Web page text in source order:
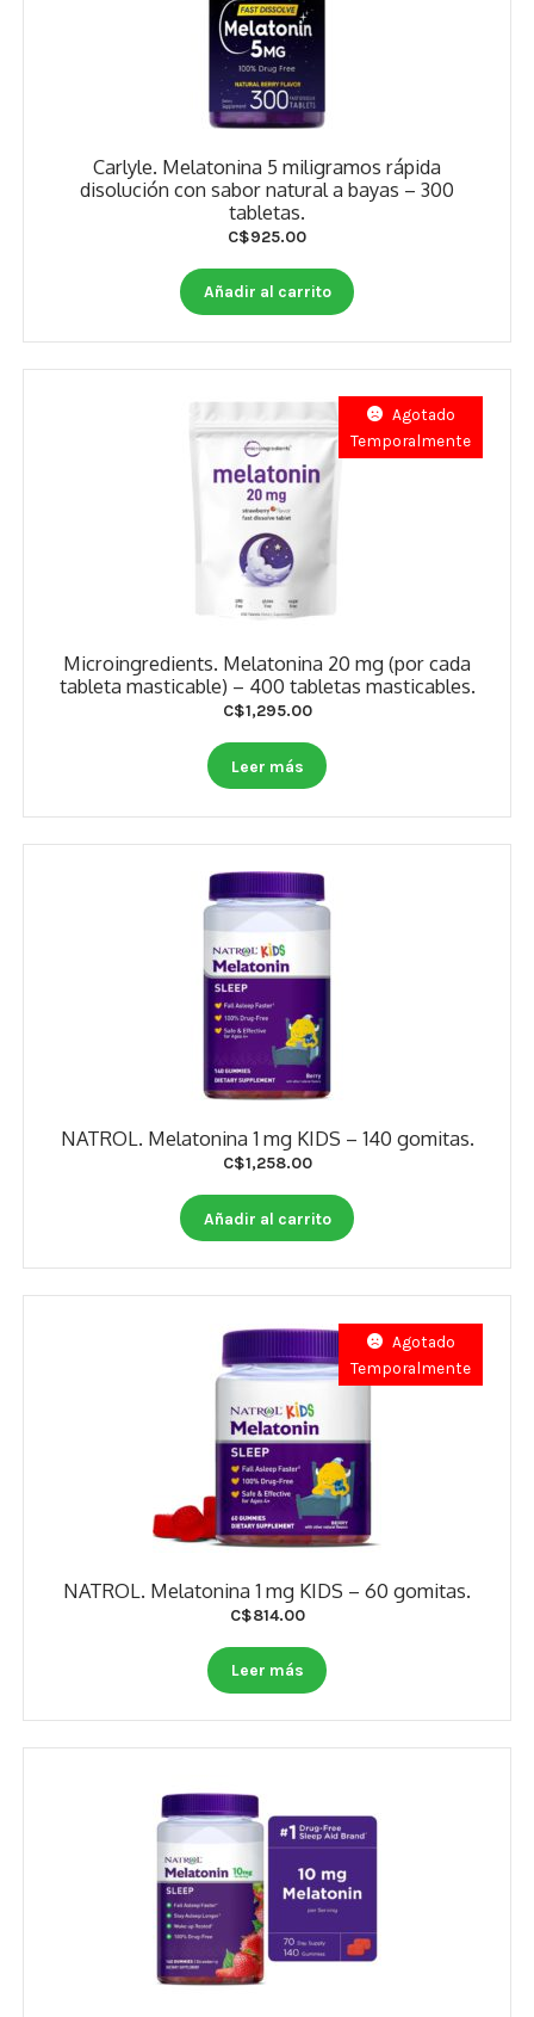
Carlyle. Melatonina 5 miligramos rápida
disolución con sabor natural a bayas – 300
tabletas.
C$925.00
Añadir al carrito
Microingredients. Melatonina 20 mg (por cada
tableta masticable) – 400 tabletas masticables.
Agotado
Temporalmente
C$1,295.00
Leer más
NATROL. Melatonina 1 mg KIDS – 140 gomitas.
C$1,258.00
Añadir al carrito
NATROL. Melatonina 1 mg KIDS – 60 gomitas.
Agotado
Temporalmente
C$814.00
Leer más